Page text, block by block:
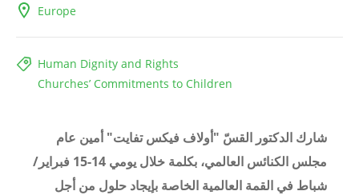
Europe
Human Dignity and Rights
Churches’ Commitments to Children
شارك الدكتور القسّ "أولاف فيكس تفايت" أمين عام
مجلس الكنائس العالمي، بكلمة خلال يومي 14-15 فبراير/
شباط في القمة العالمية الخاصة بإيجاد حلول من أجل